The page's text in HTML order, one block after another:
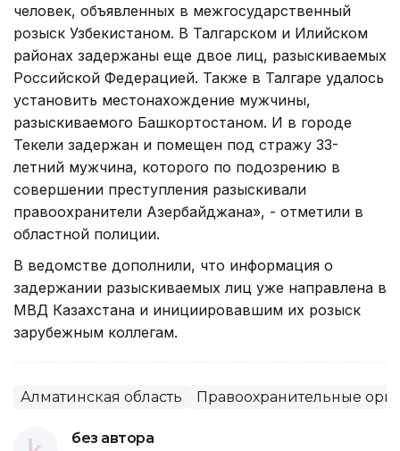
человек, объявленных в межгосударственный
розыск Узбекистаном. В Талгарском и Илийском
районах задержаны еще двое лиц, разыскиваемых
Российской Федерацией. Также в Талгаре удалось
установить местонахождение мужчины,
разыскиваемого Башкортостаном. И в городе
Текели задержан и помещен под стражу 33-
летний мужчина, которого по подозрению в
совершении преступления разыскивали
правоохранители Азербайджана», - отметили в
областной полиции.
В ведомстве дополнили, что информация о
задержании разыскиваемых лиц уже направлена в
МВД Казахстана и инициировавшим их розыск
зарубежным коллегам.
Алматинская область Правоохранительные
без автора